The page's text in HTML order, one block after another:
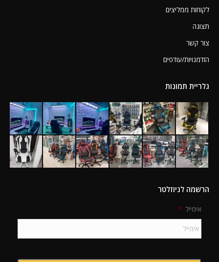
לקוחות ממליצים
תצוגה
צור קשר
הזדמנויות/עודפים
גלריית תמונות
הרשמה לניוזלטר
אימייל *